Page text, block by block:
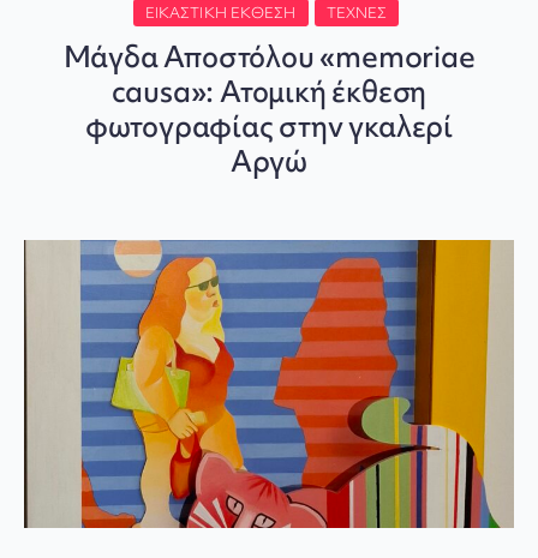
ΕΙΚΑΣΤΙΚΉ ΈΚΘΕΣΗ ΤΈΧΝΕΣ
Μάγδα Αποστόλου «memoriae
causa»: Ατομική έκθεση
φωτογραφίας στην γκαλερί
Αργώ